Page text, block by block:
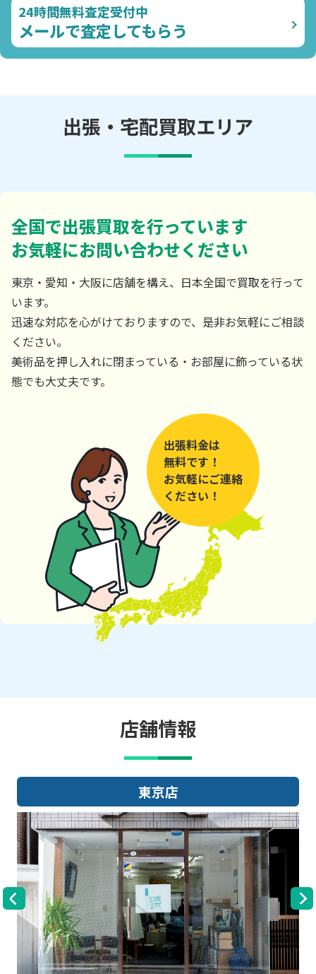
24時間無料査定受付中
メールで査定してもらう
出張・宅配買取エリア
全国で出張買取を行っています
お気軽にお問い合わせください
東京・愛知・大阪に店舗を構え、日本全国で買取を行って
います。
迅速な対応を心がけておりますので、是非お気軽にご相談
ください。
美術品を押し入れに閉まっている・お部屋に飾っている状
態でも大丈夫です。
出張料金は
無料です！
お気軽にご連絡
ください！
店舗情報